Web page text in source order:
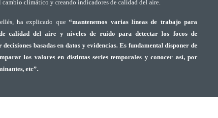
climático y creando indicadores de calidad del aire.
ha explicado que“mantenemos varias líneas de trabajo para
calidad del aire y niveles de ruido para detectar los focos de
basadas en datos y evidencias. Es fundamental disponer de
los valores en distintas series temporales y conocer así, por
etc”.